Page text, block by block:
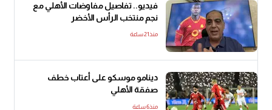
فيديو.. تفاصيل مفاوضات الأهلي مع
نجم منتخب الرأس الأخضر
منذ21 ساعة
دينامو موسكو على أعتاب خطف
صفقة الأهلي
منذ6 ساعة